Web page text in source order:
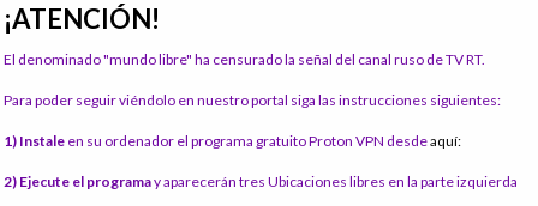
¡ATENCIÓN!
El denominado "mundo libre" ha censurado la señal del canal ruso de TV RT.
Para poder seguir viéndolo en nuestro portal siga las instrucciones siguientes:
1) Instale en su ordenador el programa gratuito Proton VPN desdeaquí:
2) Ejecute el programay aparecerán tres Ubicaciones libres en la parte izquierda